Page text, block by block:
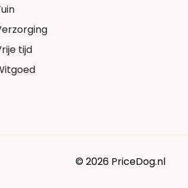
tijd
© 2026 PriceDog.nl